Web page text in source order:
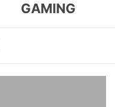
GAMING